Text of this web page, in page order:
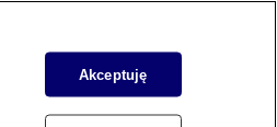
Dzień dobry!
Akceptuję